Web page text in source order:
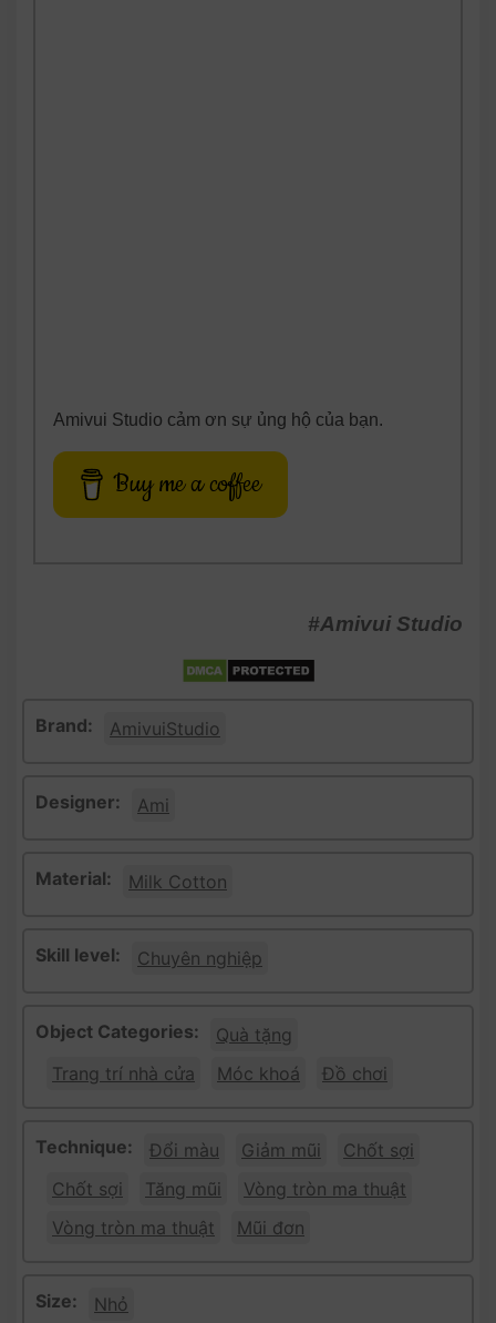
Amivui Studio cảm ơn sự ủng hộ của bạn.
Buy me a coffee
#Amivui Studio
Brand: AmivuiStudio
Designer: Ami
Material: Milk Cotton
Skill level: Chuyên nghiệp
Object Categories:
Quà tặng
Trang trí nhà cửa
Móc khoá Đồ chơi
Technique: Đổi màu Giảm mũi
Chốt sợi
Chốt sợi
Tăng mũi
Vòng tròn ma thuật
Vòng tròn ma thuật
Mũi đơn
Size: Nhỏ